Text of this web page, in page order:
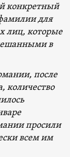
конкретный
для
лиц, которые
в
после
количество
просили
всем им